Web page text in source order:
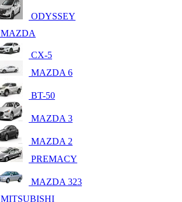
ODYSSEY
MAZDA
CX-5
MAZDA 6
BT-50
MAZDA 3
MAZDA 2
PREMACY
MAZDA 323
MITSUBISHI